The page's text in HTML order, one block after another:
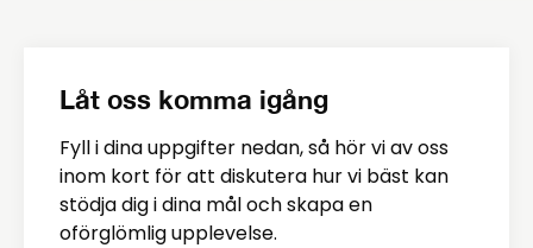
Låt oss komma igång
Fyll i dina uppgifter nedan, så hör vi av oss
inom kort för att diskutera hur vi bäst kan
stödja dig i dina mål och skapa en
oförglömlig upplevelse.